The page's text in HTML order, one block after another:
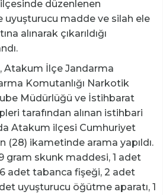
düzenlenen
uyuşturucu madde ve silah ele
alınarak çıkarıldığı
Atakum İlçe Jandarma
Komutanlığı Narkotik
Müdürlüğü ve İstihbarat
tarafından alınan istihbari
Atakum ilçesi Cumhuriyet
(28) ikametinde arama yapıldı.
gram skunk maddesi, 1 adet
adet tabanca fişeği, 2 adet
uyuşturucu öğütme aparatı, 1